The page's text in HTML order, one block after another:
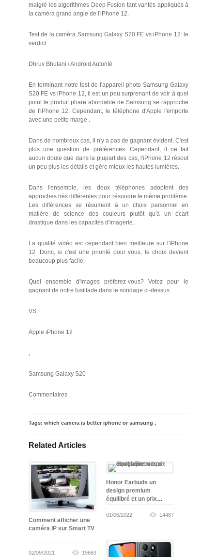
malgré les algorithmes Deep Fusion tant vantés appliqués à
la caméra grand angle de l'iPhone 12.
Test de la caméra Samsung Galaxy S20 FE vs iPhone 12: le
verdict
Dhruv Bhutani / Android Autorité
En terminant notre test de l'appareil photo Samsung Galaxy
S20 FE vs iPhone 12, il est un peu surprenant de voir à quel
point le produit phare abordable de Samsung se rapproche
de l'iPhone 12. Cependant, le téléphone d'Apple l'emporte
avec une petite marge .
Dans de nombreux cas, il n'y a pas de gagnant évident. C'est
plus une question de préférences. Cependant, il ne fait
aucun doute que dans la plupart des cas, l'iPhone 12 résout
un peu plus les détails et gère mieux les hautes lumières.
Dans l'ensemble, les deux téléphones adoptent des
approches très différentes pour résoudre le même problème.
Les différences se résument à un choix personnel en
matière de science des couleurs plutôt qu'à un écart
drastique dans les capacités d'imagerie.
La qualité vidéo est cependant bien meilleure sur l'iPhone
12. Donc, si c'est une priorité pour vous, le choix devient
beaucoup plus facile.
Quel ensemble d'images préférez-vous? Votez pour le
gagnant de notre fusillade dans le sondage ci-dessus.
VS
Apple iPhone 12
,
Samsung Galaxy S20
Commentaires
Tags: which camera is better iphone or samsung ,
Related Articles
Comment afficher une
caméra IP sur Smart TV
02/09/2021 19663
Honor Earbuds un
design premium
équilibré et un prix
01/06/2022 14487